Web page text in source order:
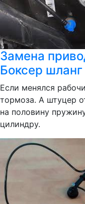
Замена
Боксер
Если менялся
тормоза. А штуцер
на половину
цилиндру.